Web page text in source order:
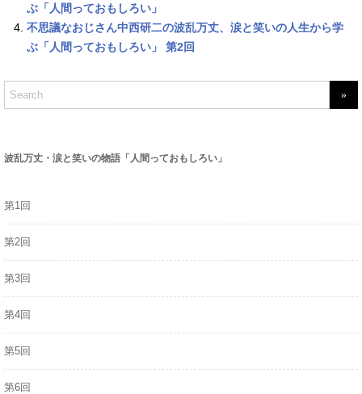
ぶ「人間っておもしろい」
不思議なおじさん中西研二の波乱万丈、涙と笑いの人生から学
ぶ「人間っておもしろい」 第2回
S
e
f
o
r
:
波乱万丈・涙と笑いの物語「人間っておもしろい」
第1回
第2回
第3回
第4回
第5回
第6回